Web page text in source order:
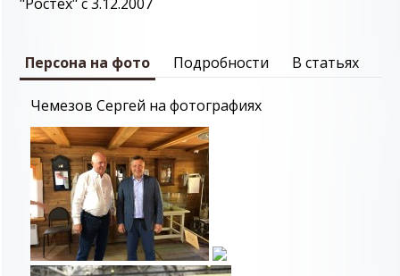
Персона на фото Подробности В статьях
Чемезов Сергей на фотографиях